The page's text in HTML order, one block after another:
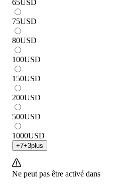
65USD
75USD
80USD
100USD
150USD
200USD
500USD
1000USD
+7+3plus
Ne peut pas être activé dans